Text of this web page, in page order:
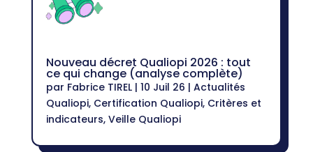
Nouveau décret Qualiopi 2026 : tout
ce qui change (analyse complète)
par Fabrice TIREL| 10 Juil 26 | Actualités
Qualiopi, Certification Qualiopi, Critères et
indicateurs, Veille Qualiopi